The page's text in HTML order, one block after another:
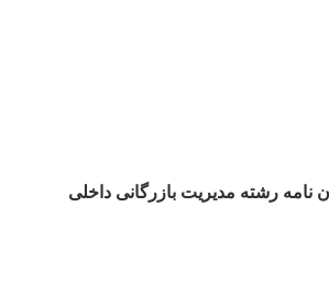
نامه رشته مدیریت بازرگانی داخلی